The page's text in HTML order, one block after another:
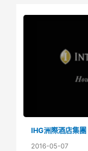
IHG洲際酒店集團
2016-05-07